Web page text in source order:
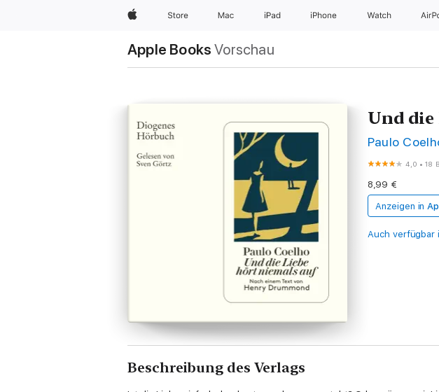
Apple Store Mac iPad iPhone Watch
Apple Books Vorschau
Und
Paulo
4,0 •18
8,99 €
Anzeigen in
Auch verfügbar
Beschreibung des Verlags